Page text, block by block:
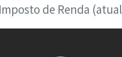
de Renda